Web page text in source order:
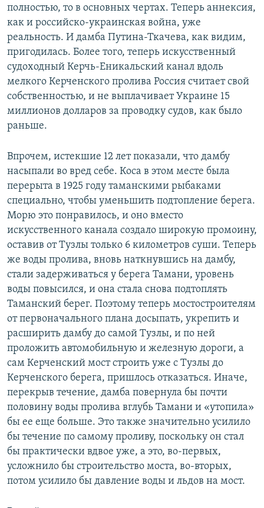
полностью, то в основных чертах. Теперь аннексия,
как и российско-украинская война, уже
реальность. И дамба Путина-Ткачева, как видим,
пригодилась. Более того, теперь искусственный
судоходный Керчь-Еникальский канал вдоль
мелкого Керченского пролива Россия считает свой
собственностью, и не выплачивает Украине 15
миллионов долларов за проводку судов, как было
раньше.
Впрочем, истекшие 12 лет показали, что дамбу
насыпали во вред себе. Коса в этом месте была
перерыта в 1925 году таманскими рыбаками
специально, чтобы уменьшить подтопление берега.
Морю это понравилось, и оно вместо
искусственного канала создало широкую промоину,
оставив от Тузлы только 6 километров суши. Теперь
же воды пролива, вновь наткнувшись на дамбу,
стали задерживаться у берега Тамани, уровень
воды повысился, и она стала снова подтоплять
Таманский берег. Поэтому теперь мостостроителям
от первоначального плана досыпать, укрепить и
расширить дамбу до самой Тузлы, и по ней
проложить автомобильную и железную дороги, а
сам Керченский мост строить уже с Тузлы до
Керченского берега, пришлось отказаться. Иначе,
перекрыв течение, дамба повернула бы почти
половину воды пролива вглубь Тамани и «утопила»
бы ее еще больше. Это также значительно усилило
бы течение по самому проливу, поскольку он стал
бы практически вдвое уже, а это, во-первых,
усложнило бы строительство моста, во-вторых,
потом усилило бы давление воды и льдов на мост.